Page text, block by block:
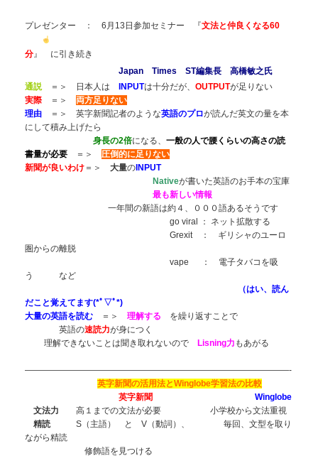
プレゼンター ： 6月13日参加セミナー 『文法と仲良くなる60
分 』
に引き続き
Japan Times ST編集長 高橋敏之氏
通説＝＞ 日本人は INPUTは十分だが、 OUTPUTが足りない
実際 ＝＞ 両方足りない
理由 ＝＞ 英字新聞記者のような英語のプロが読んだ英文の量を本
にして積み上げたら
身長の2倍になる、 一般の人で腰くらいの高さの読
書量が必要 ＝＞ 圧倒的に足りない
新聞が良いわけ ＝＞ 大量の INPUT
Nativeが書いた英語のお手本の宝庫
最も新しい情報
一年間の新語は約４、０００語あるそうです
go viral ： ネット拡散する
Grexit ： ギリシャのユーロ
圏からの離脱
vape ： 電子タバコを吸
う など
（はい、読ん
だこと覚えてます(*ﾟ▽ﾟ*)
大量の英語を読む
＝＞ 理解する を繰り返すことで
英語の速読力が身につく
理解できないことは聞き取れないので
Lisning力 もあがる
———————————————————————————————-
英字新聞の活用法とWinglobe学習法の比較
英字新聞
Winglobe
文法力 高１までの文法が必要 小学校から文法重視
精読 S（主語） と V（動詞）、 毎回、文型を取り
ながら精読
修飾語を見つける